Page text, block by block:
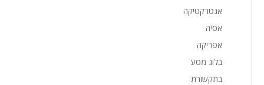
אנטרקטיקה
אסיה
אפריקה
בלוג מסע
בתקשורת